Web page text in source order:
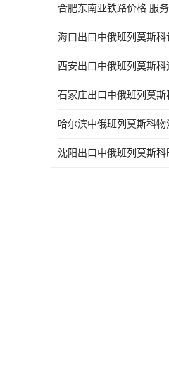
合肥东南亚铁路价格 服务